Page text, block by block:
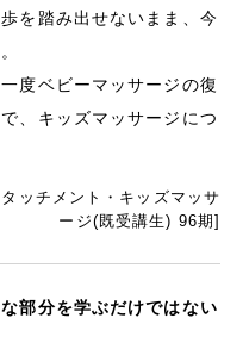
を踏み出せないまま、今
度ベビーマッサージの復
、キッズマッサージにつ
ッチメント・キッズマッサ
ージ(既受講生) 96期]
部分を学ぶだけではない